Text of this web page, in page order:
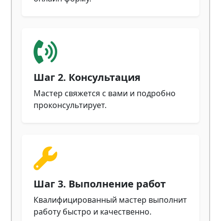
Шаг 2. Консультация
Мастер свяжется с вами и подробно
проконсультирует.
Шаг 3. Выполнение работ
Квалифицированный мастер выполнит
работу быстро и качественно.